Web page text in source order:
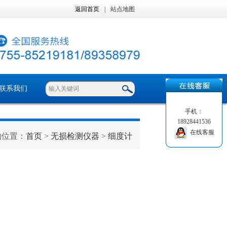
返回首页 站点地图
系我们
置： 首页 > 无损检测仪器 > 细度计
手机：
18928441536
在线客服